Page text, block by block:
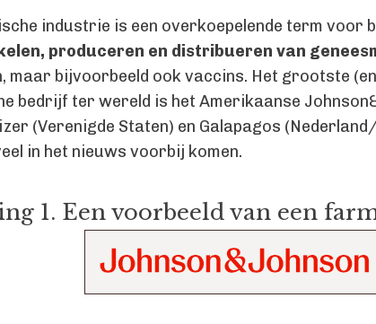
industrie is een overkoepelende term voor
produceren en distribueren van
maar bijvoorbeeld ook vaccins. Het grootste
bedrijf ter wereld is het Amerikaanse
(Verenigde Staten) en Galapagos
in het nieuws voorbij komen.
1. Een voorbeeld van een